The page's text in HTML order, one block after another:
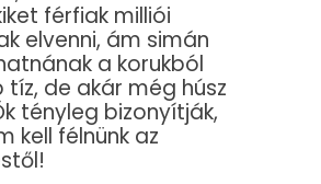
férfiak milliói
elvenni, ám simán
a korukból
de akár még húsz
tényleg bizonyítják,
kell félnünk az